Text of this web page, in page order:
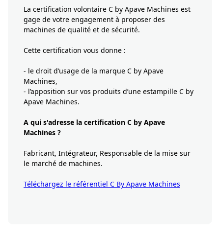
La certification volontaire C by Apave Machines est
gage de votre engagement à proposer des
machines de qualité et de sécurité.
Cette certification vous donne :
- le droit d’usage de la marque C by Apave
Machines,
- l’apposition sur vos produits d’une estampille C by
Apave Machines.
A qui s'adresse la certification C by Apave
Machines ?
Fabricant, Intégrateur, Responsable de la mise sur
le marché de machines.
Téléchargez le référentiel C By Apave Machines